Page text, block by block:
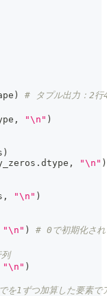
)
# タプル出力：2行
, "\n" )
)
. dtype , "\n" )
, "\n" )
"\n" )
# 0で初期化され
"\n" )
1ずつ加算した要素で